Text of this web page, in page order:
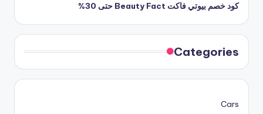
كود خصم بيوتي فاكت Beauty Fact حتى 30%
Categories
Cars